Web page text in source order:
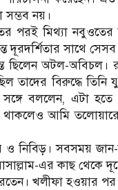
সম্ভব নয়।
পরই মিথ্যা
দূরদর্শিতার সাথে
ছিলেন অটল-অবিচল।
তাদের বিরুদ্ধে তিনি
বললেন, এটা হতে
থাকলেও আমি
নিবিড়। সবসময়
এর কাছ থেকে
খলীফা হওয়ার